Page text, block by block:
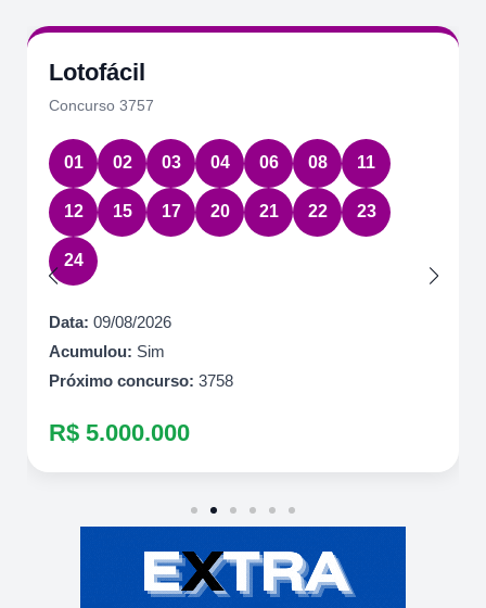
Lotofácil
Concurso 3757
01 02 03 04 06 08 11
12 15 17 20 21 22 23
24
Data: 09/08/2026
Acumulou: Sim
Próximo concurso: 3758
R$ 5.000.000